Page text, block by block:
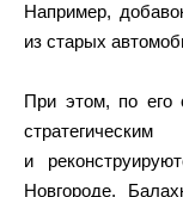
Например,
из старых
При этом, по его
и
Новгороде,